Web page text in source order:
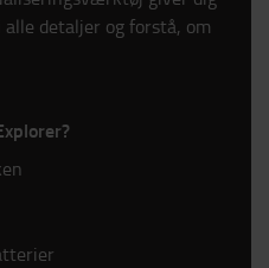
detaljer og forstå, om